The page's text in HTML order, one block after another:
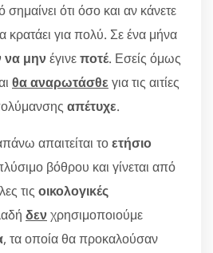
ότι όσο και αν κάνετε
κρατάει για πολύ. Σε ένα μήνα
να μηνέγινεποτέ. Εσείς όμως
θα αναρωτάσθε για τις αιτίες
απέτυχε.
απαιτείται τοετήσιο
βόθρου και γίνεται από
τις οικολογικές
δενχρησιμοποιούμε
, τα οποία θα προκαλούσαν